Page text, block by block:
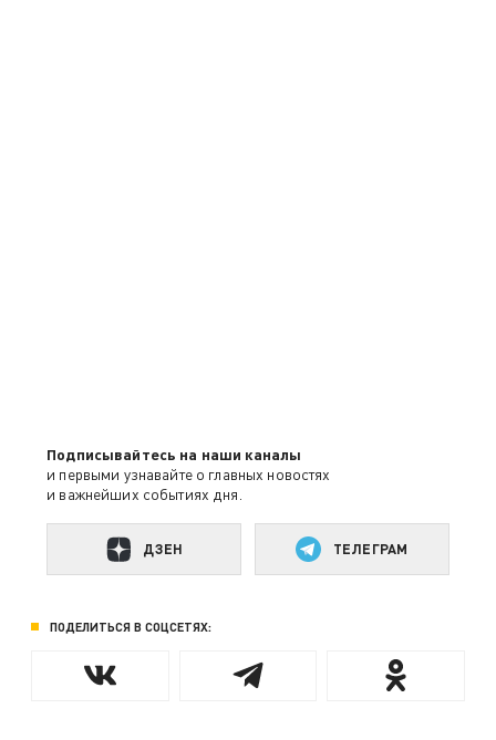
Подписывайтесь на наши каналы
и первыми узнавайте о главных новостях
и важнейших событиях дня.
ДЗЕН ТЕЛЕГРАМ
ПОДЕЛИТЬСЯ В СОЦСЕТЯХ: